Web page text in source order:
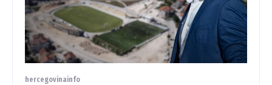
hercegovinainfo